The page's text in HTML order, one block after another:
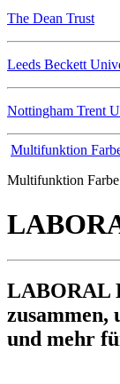
The Dean Trust
Leeds Beckett
Nottingham Trent
Multifunktion
Multifunktion Farbe
LABORAL
zusammen,
und mehr